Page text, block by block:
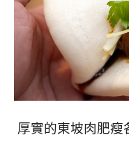
厚實的東坡肉肥瘦